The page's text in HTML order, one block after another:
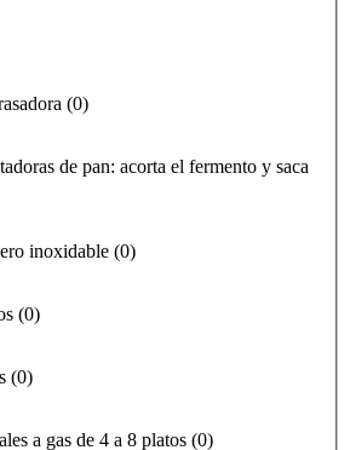
(0)
de pan: acorta el fermento y saca
inoxidable (0)
(0)
(0)
a gas de 4 a 8 platos (0)